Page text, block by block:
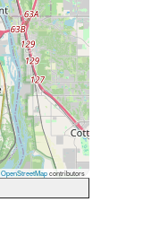
OpenStreetMapcontributors